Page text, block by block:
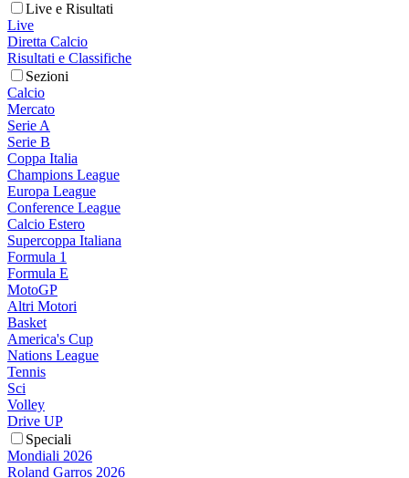
Live e Risultati
Live
Diretta Calcio
Risultati e Classifiche
Sezioni
Calcio
Mercato
Serie A
Serie B
Coppa Italia
Champions League
Europa League
Conference League
Calcio Estero
Supercoppa Italiana
Formula 1
Formula E
MotoGP
Altri Motori
Basket
America's Cup
Nations League
Tennis
Sci
Volley
Drive UP
Speciali
Mondiali 2026
Roland Garros 2026